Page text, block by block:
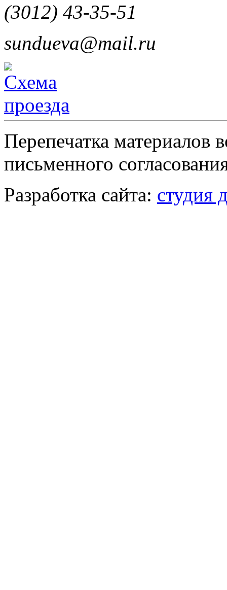
(3012) 43-35-51
sundueva@mail.ru
Перепечатка материалов
письменного
Разработка сайта: студия